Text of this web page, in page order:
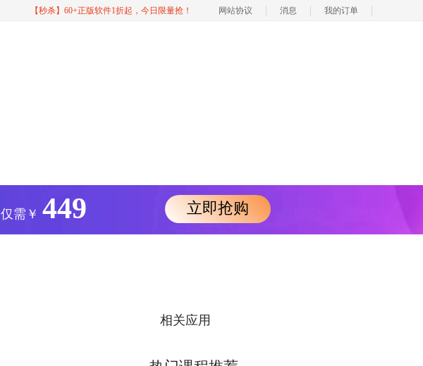
【秒杀】60+正版软件1折起，今日限量抢！ 网站协议 消息 我的订单
仅需￥ 449 立即抢购
相关应用